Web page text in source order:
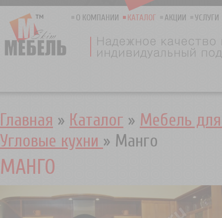
О КОМПАНИИ КАТАЛОГ АКЦИИ УСЛУГИ
Главная » Каталог » Мебель
Угловые кухни » Манго
МАНГО